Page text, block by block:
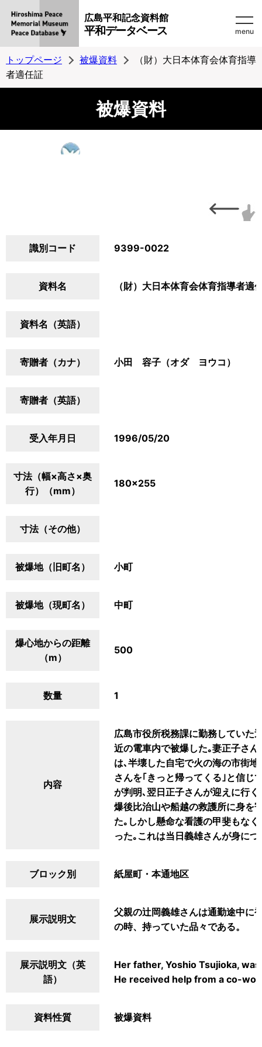
広島平和記念資料館
平和データベース menu
トップページ 被爆資料
（財）大日本体育会体育指導
者適任証
被爆資料
識別コード 9399-0022
資料名 （財）大日本体育会体育指導者適
資料名（英語）
寄贈者（カナ） 小田 容子（オダ ヨウコ）
寄贈者（英語）
受入年月日 1996/05/20
寸法（幅×高さ×奥
行）（mm）
180×255
寸法（その他）
被爆地（旧町名） 小町
被爆地（現町名） 中町
爆心地からの距離
（m）
500
数量 1
内容
広島市役所税務課に勤務していた
近の電車内で被爆した｡妻正子さ
は､半壊した自宅で火の海の市街
さんを｢きっと帰ってくる｣と信じ
が判明､翌日正子さんが迎えに行
爆後比治山や船越の救護所に身を
た｡しかし懸命な看護の甲斐もな
った｡これは当日義雄さんが身に
ブロック別 紙屋町・本通地区
展示説明文
父親の辻岡義雄さんは通勤途中に
の時、持っていた品々である。
展示説明文（英
語）
Her father, Yoshio Tsujioka,
He received help from a co-
資料性質 被爆資料